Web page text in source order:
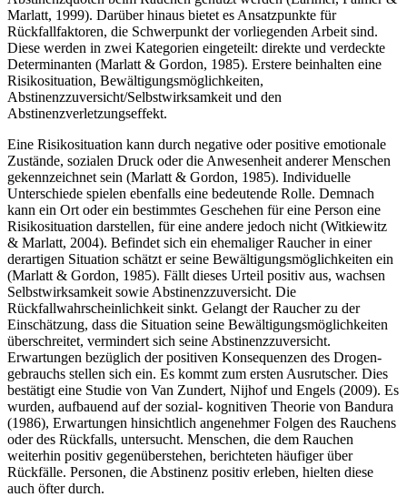
Marlatt, 1999). Darüber hinaus bietet es Ansatzpunkte für
Rückfallfaktoren, die Schwerpunkt der vorliegenden Arbeit sind.
Diese werden in zwei Kategorien eingeteilt: direkte und verdeckte
Determinanten (Marlatt & Gordon, 1985). Erstere beinhalten eine
Risikosituation, Bewältigungsmöglichkeiten,
Abstinenzzuversicht/Selbstwirksamkeit und den
Abstinenzverletzungseffekt.
Eine Risikosituation kann durch negative oder positive emotionale
Zustände, sozialen Druck oder die Anwesenheit anderer Menschen
gekennzeichnet sein (Marlatt & Gordon, 1985). Individuelle
Unterschiede spielen ebenfalls eine bedeutende Rolle. Demnach
kann ein Ort oder ein bestimmtes Geschehen für eine Person eine
Risikosituation darstellen, für eine andere jedoch nicht (Witkiewitz
& Marlatt, 2004). Befindet sich ein ehemaliger Raucher in einer
derartigen Situation schätzt er seine Bewältigungsmöglichkeiten ein
(Marlatt & Gordon, 1985). Fällt dieses Urteil positiv aus, wachsen
Selbstwirksamkeit sowie Abstinenzzuversicht. Die
Rückfallwahrscheinlichkeit sinkt. Gelangt der Raucher zu der
Einschätzung, dass die Situation seine Bewältigungsmöglichkeiten
überschreitet, vermindert sich seine Abstinenzzuversicht.
Erwartungen bezüglich der positiven Konsequenzen des Drogen-
gebrauchs stellen sich ein. Es kommt zum ersten Ausrutscher. Dies
bestätigt eine Studie von Van Zundert, Nijhof und Engels (2009). Es
wurden, aufbauend auf der sozial- kognitiven Theorie von Bandura
(1986), Erwartungen hinsichtlich angenehmer Folgen des Rauchens
oder des Rückfalls, untersucht. Menschen, die dem Rauchen
weiterhin positiv gegenüberstehen, berichteten häufiger über
Rückfälle. Personen, die Abstinenz positiv erleben, hielten diese
auch öfter durch.